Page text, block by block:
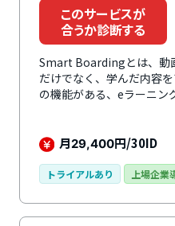
このサービスが
合うか診断する
Smart Boardingとは、動
だけでなく、学んだ内容
の機能がある、eラーニン
月29,400円/30ID
トライアルあり 上場企業